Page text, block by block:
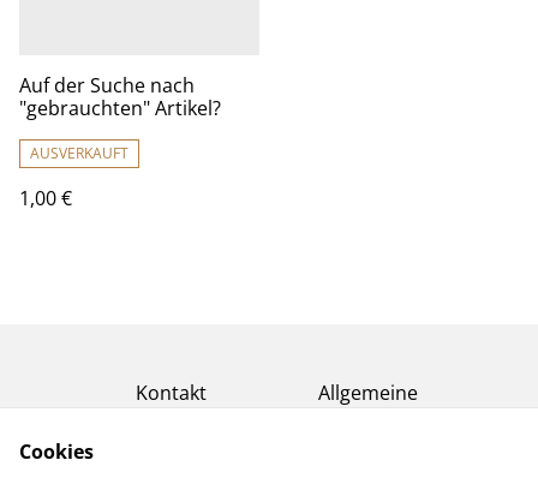
Auf der Suche nach
"gebrauchten" Artikel?
AUSVERKAUFT
1,00 €
Kontakt
Allgemeine
Geschäftsbedingung
Datenschutzerklärun
Cookies